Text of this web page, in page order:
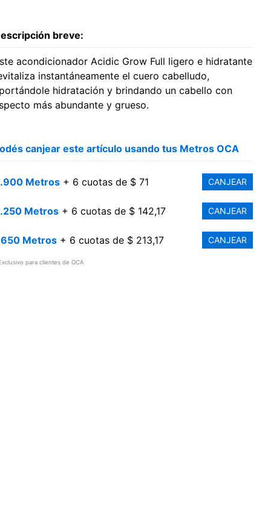
breve:
acondicionador Acidic Grow Full ligero e hidratante
instantáneamente el cuero cabelludo,
hidratación y brindando un cabello con
más abundante y grueso.
canjear este artículo usando tus Metros OCA
Metros+ 6 cuotas de $ 71 CANJEAR
Metros+ 6 cuotas de $ 142,17 CANJEAR
Metros+ 6 cuotas de $ 213,17 CANJEAR
para clientes de OCA